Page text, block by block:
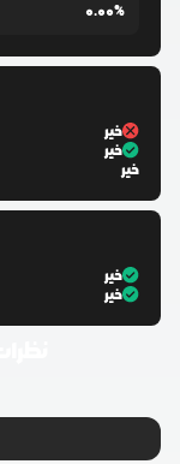
0.00%
خیر
خیر
خیر
خیر
خیر